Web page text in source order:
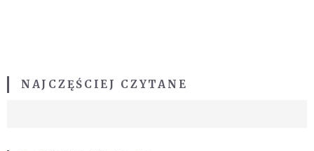
NAJCZĘŚCIEJ CZYTANE